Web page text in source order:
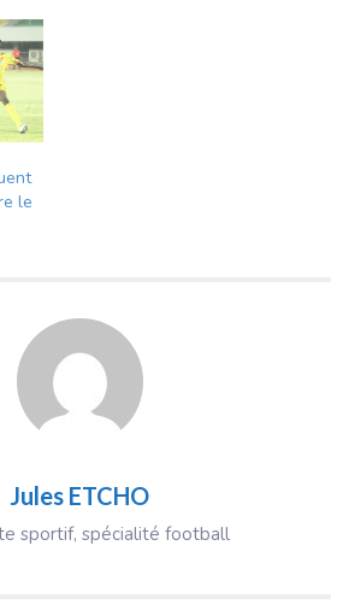
le
Jules ETCHO
sportif, spécialité football